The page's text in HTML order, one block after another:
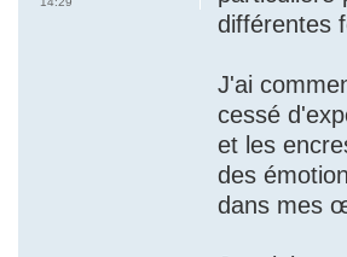
différentes
J'ai
cessé
et les
des
dans mes